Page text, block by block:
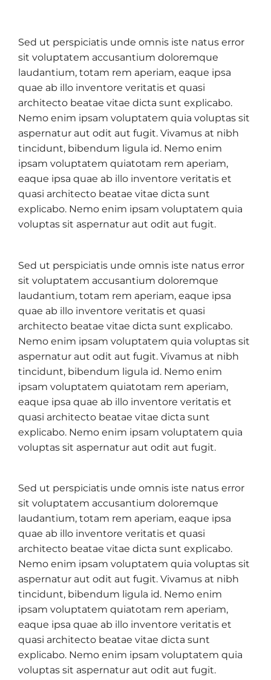
Sed ut perspiciatis unde omnis iste natus error
sit voluptatem accusantium doloremque
laudantium, totam rem aperiam, eaque ipsa
quae ab illo inventore veritatis et quasi
architecto beatae vitae dicta sunt explicabo.
Nemo enim ipsam voluptatem quia voluptas sit
aspernatur aut odit aut fugit. Vivamus at nibh
tincidunt, bibendum ligula id. Nemo enim
ipsam voluptatem quiatotam rem aperiam,
eaque ipsa quae ab illo inventore veritatis et
quasi architecto beatae vitae dicta sunt
explicabo. Nemo enim ipsam voluptatem quia
voluptas sit aspernatur aut odit aut fugit.
Sed ut perspiciatis unde omnis iste natus error
sit voluptatem accusantium doloremque
laudantium, totam rem aperiam, eaque ipsa
quae ab illo inventore veritatis et quasi
architecto beatae vitae dicta sunt explicabo.
Nemo enim ipsam voluptatem quia voluptas sit
aspernatur aut odit aut fugit. Vivamus at nibh
tincidunt, bibendum ligula id. Nemo enim
ipsam voluptatem quiatotam rem aperiam,
eaque ipsa quae ab illo inventore veritatis et
quasi architecto beatae vitae dicta sunt
explicabo. Nemo enim ipsam voluptatem quia
voluptas sit aspernatur aut odit aut fugit.
Sed ut perspiciatis unde omnis iste natus error
sit voluptatem accusantium doloremque
laudantium, totam rem aperiam, eaque ipsa
quae ab illo inventore veritatis et quasi
architecto beatae vitae dicta sunt explicabo.
Nemo enim ipsam voluptatem quia voluptas sit
aspernatur aut odit aut fugit. Vivamus at nibh
tincidunt, bibendum ligula id. Nemo enim
ipsam voluptatem quiatotam rem aperiam,
eaque ipsa quae ab illo inventore veritatis et
quasi architecto beatae vitae dicta sunt
explicabo. Nemo enim ipsam voluptatem quia
voluptas sit aspernatur aut odit aut fugit.